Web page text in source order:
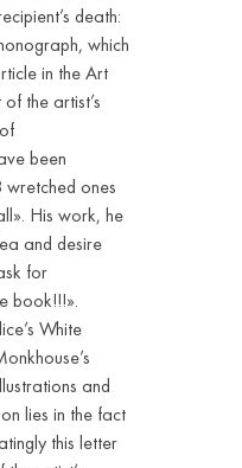
death:
which
in the Art
the artist’s
been
wretched ones
His work, he
and desire
for
book!!!».
White
and
lies in the fact
this letter